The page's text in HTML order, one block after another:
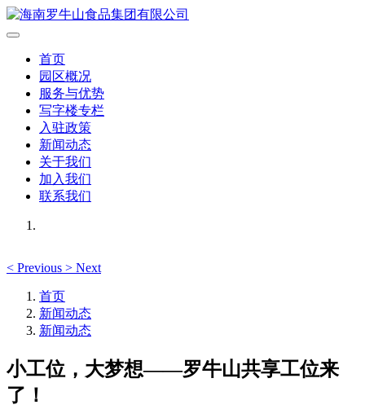
首页
园区概况
服务与优势
写字楼专栏
入驻政策
新闻动态
关于我们
加入我们
联系我们
< Previous > Next
首页
新闻动态
新闻动态
小工位，大梦想——罗牛山共享工位来
了！